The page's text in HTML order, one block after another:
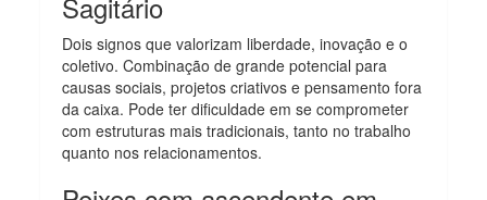
Dois signos que valorizam liberdade, inovação e o
coletivo. Combinação de grande potencial para
causas sociais, projetos criativos e pensamento fora
da caixa. Pode ter dificuldade em se comprometer
com estruturas mais tradicionais, tanto no trabalho
quanto nos relacionamentos.